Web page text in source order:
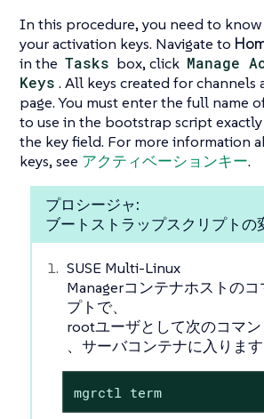
In this procedure, you need to
your activation keys. Navigate to
in the Tasks box, click Manage
Keys . All keys created for channels
page. You must enter the full name
to use in the bootstrap script
the key field. For more information
keys, see アクティベーションキー.
プロシージャ:
ブートストラップスクリプトの
SUSE Multi-Linux
Managerコンテナホストの
プトで、
rootユーザとして次のコマ
、サーバコンテナに入ります
mgrctl term